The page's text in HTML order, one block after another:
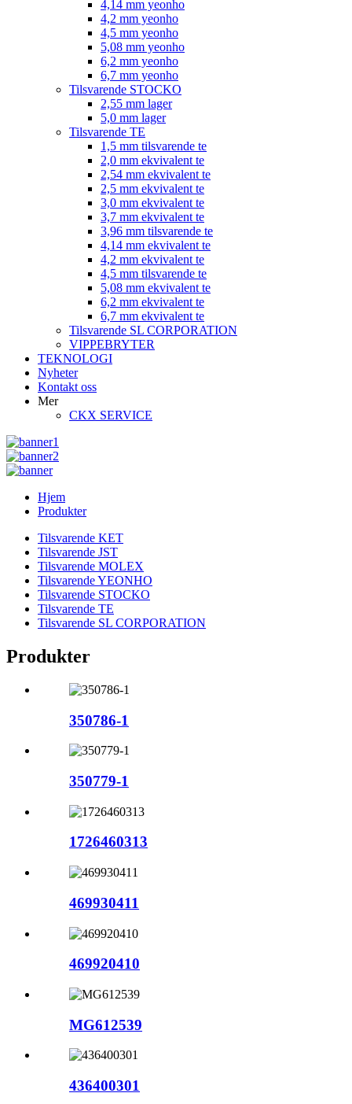
4,14 mm yeonho
4,2 mm yeonho
4,5 mm yeonho
5,08 mm yeonho
6,2 mm yeonho
6,7 mm yeonho
Tilsvarende STOCKO
2,55 mm lager
5,0 mm lager
Tilsvarende TE
1,5 mm tilsvarende te
2,0 mm ekvivalent te
2,54 mm ekvivalent te
2,5 mm ekvivalent te
3,0 mm ekvivalent te
3,7 mm ekvivalent te
3,96 mm tilsvarende te
4,14 mm ekvivalent te
4,2 mm ekvivalent te
4,5 mm tilsvarende te
5,08 mm ekvivalent te
6,2 mm ekvivalent te
6,7 mm ekvivalent te
Tilsvarende SL CORPORATION
VIPPEBRYTER
TEKNOLOGI
Nyheter
Kontakt oss
Mer
CKX SERVICE
Hjem
Produkter
Tilsvarende KET
Tilsvarende JST
Tilsvarende MOLEX
Tilsvarende YEONHO
Tilsvarende STOCKO
Tilsvarende TE
Tilsvarende SL CORPORATION
Produkter
350786-1
350779-1
1726460313
469930411
469920410
MG612539
436400301